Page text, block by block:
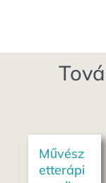
Művész
etterápi